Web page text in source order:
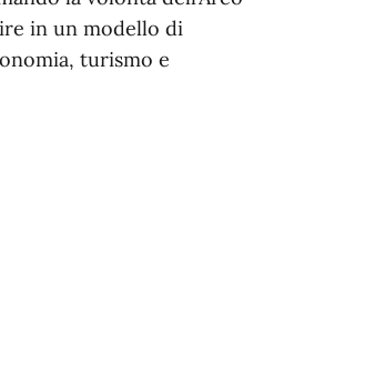
in un modello di
turismo e